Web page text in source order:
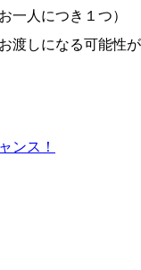
一人につき１つ）
渡しになる可能性が
ンス！